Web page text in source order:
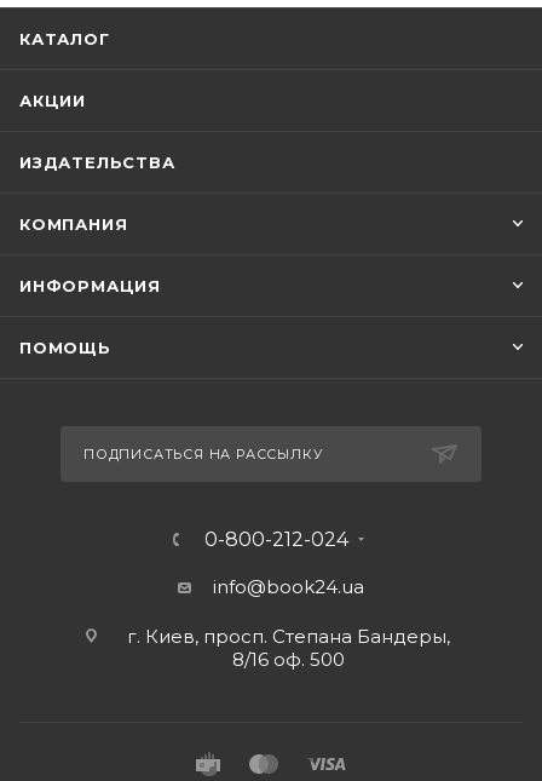
КАТАЛОГ
АКЦИИ
ИЗДАТЕЛЬСТВА
КОМПАНИЯ
ИНФОРМАЦИЯ
ПОМОЩЬ
ПОДПИСАТЬСЯ НА РАССЫЛКУ
0-800-212-024
info@book24.ua
г. Киев, просп. Степана Бандеры,
8/16 оф. 500